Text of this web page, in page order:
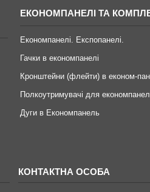
ЕКОНОМПАНЕЛІ ТА
Економпанелі. Експопанелі.
Гачки в економпанелі
Кронштейни (флейти) в економ-
Полкоутримувачі для
Дуги в Економпанель